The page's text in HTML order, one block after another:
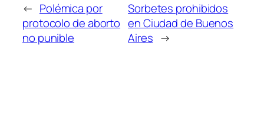
← Polémica por
protocolo de aborto
no punible
Sorbetes prohibidos
en Ciudad de Buenos
Aires →